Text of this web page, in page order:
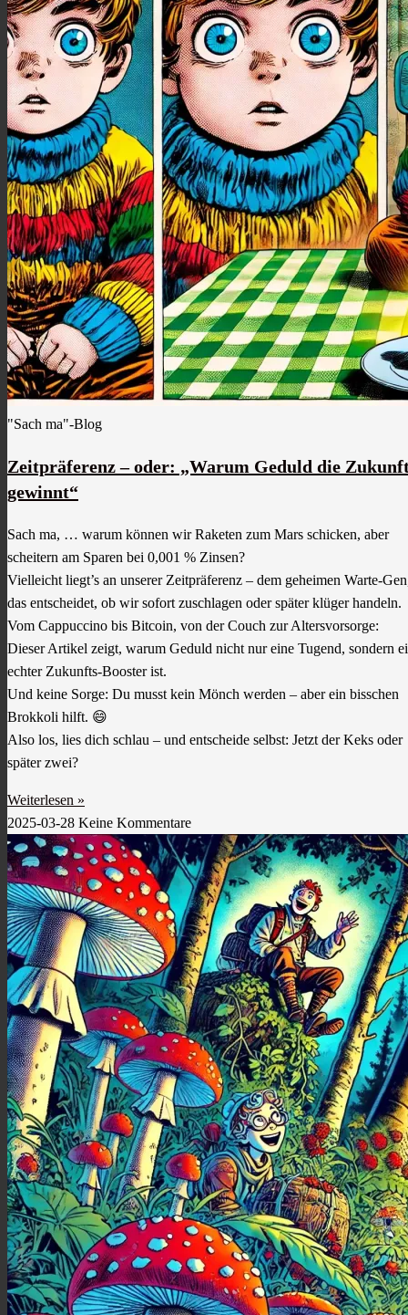
"Sach ma"-Blog
Zeitpräferenz – oder: „Warum Geduld die
gewinnt“
Sach ma, … warum können wir Raketen zum Mars schicken, aber
scheitern am Sparen bei 0,001 % Zinsen?
Vielleicht liegt’s an unserer Zeitpräferenz – dem geheimen Warte-
das entscheidet, ob wir sofort zuschlagen oder später klüger handeln.
Vom Cappuccino bis Bitcoin, von der Couch zur Altersvorsorge:
Dieser Artikel zeigt, warum Geduld nicht nur eine Tugend, sondern
echter Zukunfts-Booster ist.
Und keine Sorge: Du musst kein Mönch werden – aber ein bisschen
Brokkoli hilft. 😄
Also los, lies dich schlau – und entscheide selbst: Jetzt der Keks oder
später zwei?
Weiterlesen »
2025-03-28 Keine Kommentare